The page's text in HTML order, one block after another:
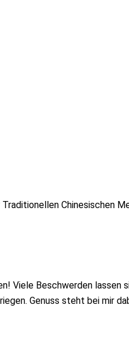
Chinesischen
Viele Beschwerden
Genuss steht bei mir